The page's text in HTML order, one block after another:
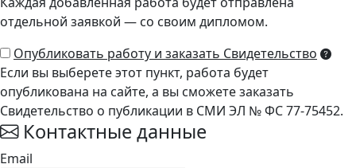
отдельной заявкой — со своим дипломом.
Опубликовать работу и заказать Свидетельство
Если вы выберете этот пункт, работа будет
опубликована на сайте, а вы сможете заказать
Свидетельство о публикации в СМИ ЭЛ № ФС 77-75452.
Контактные данные
Email